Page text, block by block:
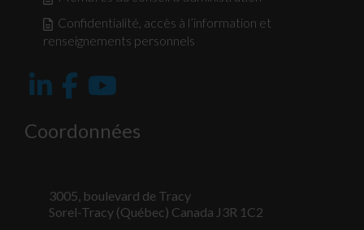
Confidentialité, accès à l’information et
renseignements personnels
Coordonnées
3005, boulevard de Tracy
Sorel-Tracy (Québec) Canada J3R 1C2